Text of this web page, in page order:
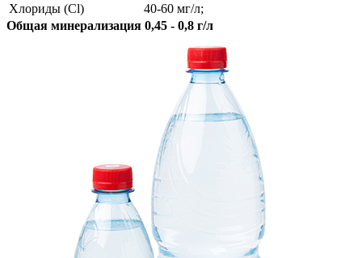
Хлориды (Cl)
40-60 мг/л;
Общая минерализация 0,45 - 0,8 г/л